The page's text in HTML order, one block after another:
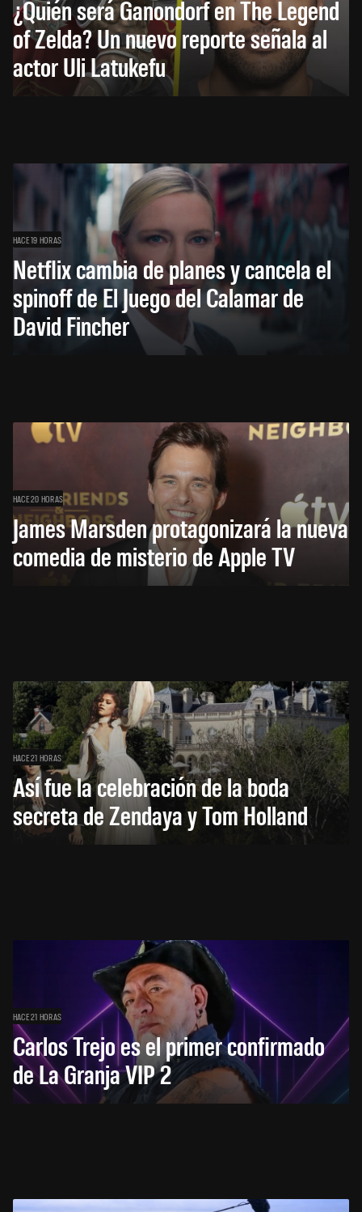
¿Quién será Ganondorf en The Legend
of Zelda? Un nuevo reporte señala al
actor Uli Latukefu
HACE 19 HORAS
Netflix cambia de planes y cancela el
spinoff de El Juego del Calamar de
David Fincher
HACE 20 HORAS
James Marsden protagonizará la nueva
comedia de misterio de Apple TV
HACE 21 HORAS
Así fue la celebración de la boda
secreta de Zendaya y Tom Holland
HACE 21 HORAS
Carlos Trejo es el primer confirmado
de La Granja VIP 2